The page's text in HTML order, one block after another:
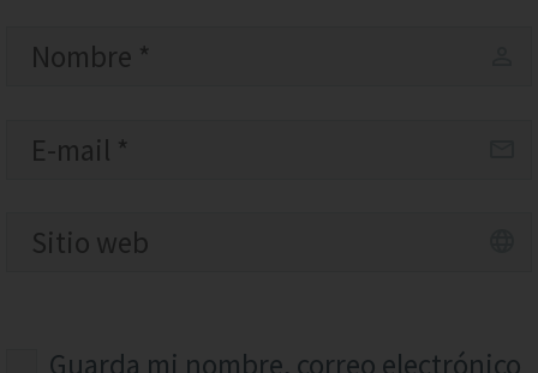
Guarda mi nombre, correo electrónico